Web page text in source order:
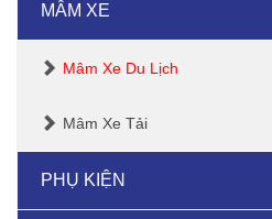
MÂM XE
Mâm Xe Du Lịch
Mâm Xe Tải
PHỤ KIỆN